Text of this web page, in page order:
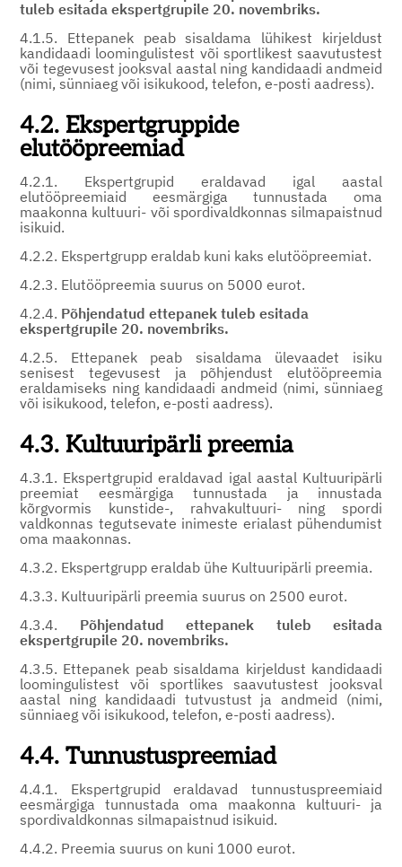
tuleb esitada ekspertgrupile 20. novembriks.
4.1.5. Ettepanek peab sisaldama lühikest kirjeldust
kandidaadi loomingulistest või sportlikest saavutustest
või tegevusest jooksval aastal ning kandidaadi andmeid
(nimi, sünniaeg või isikukood, telefon, e-posti aadress).
4.2. Ekspertgruppide
elutööpreemiad
4.2.1. Ekspertgrupid eraldavad igal aastal
elutööpreemiaid eesmärgiga tunnustada oma
maakonna kultuuri- või spordivaldkonnas silmapaistnud
isikuid.
4.2.2. Ekspertgrupp eraldab kuni kaks elutööpreemiat.
4.2.3. Elutööpreemia suurus on 5000 eurot.
4.2.4. Põhjendatud ettepanek tuleb esitada
ekspertgrupile 20. novembriks.
4.2.5. Ettepanek peab sisaldama ülevaadet isiku
senisest tegevusest ja põhjendust elutööpreemia
eraldamiseks ning kandidaadi andmeid (nimi, sünniaeg
või isikukood, telefon, e-posti aadress).
4.3. Kultuuripärli preemia
4.3.1. Ekspertgrupid eraldavad igal aastal Kultuuripärli
preemiat eesmärgiga tunnustada ja innustada
kõrgvormis kunstide-, rahvakultuuri- ning spordi
valdkonnas tegutsevate inimeste erialast pühendumist
oma maakonnas.
4.3.2. Ekspertgrupp eraldab ühe Kultuuripärli preemia.
4.3.3. Kultuuripärli preemia suurus on 2500 eurot.
4.3.4. Põhjendatud ettepanek tuleb esitada
ekspertgrupile 20. novembriks.
4.3.5. Ettepanek peab sisaldama kirjeldust kandidaadi
loomingulistest või sportlikes saavutustest jooksval
aastal ning kandidaadi tutvustust ja andmeid (nimi,
sünniaeg või isikukood, telefon, e-posti aadress).
4.4. Tunnustuspreemiad
4.4.1. Ekspertgrupid eraldavad tunnustuspreemiaid
eesmärgiga tunnustada oma maakonna kultuuri- ja
spordivaldkonnas silmapaistnud isikuid.
4.4.2. Preemia suurus on kuni 1000 eurot.